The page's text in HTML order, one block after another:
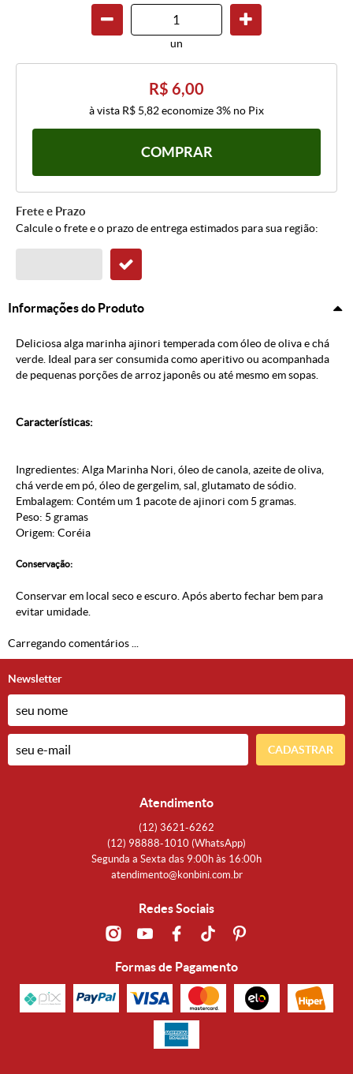
un
R$ 6,00
à vista R$ 5,82economize 3% no Pix
COMPRAR
Frete e Prazo
Calcule o frete e o prazo de entrega estimados para sua região:
Informações do Produto
Deliciosa alga marinha ajinori temperada com óleo de oliva e chá
verde. Ideal para ser consumida como aperitivo ou acompanhada
de pequenas porções de arroz japonês ou até mesmo em sopas.
Características:
Ingredientes: Alga Marinha Nori, óleo de canola, azeite de oliva,
chá verde em pó, óleo de gergelim, sal, glutamato de sódio.
Embalagem: Contém um 1 pacote de ajinori com 5 gramas.
Peso: 5 gramas
Origem: Coréia
Conservação:
Conservar em local seco e escuro. Após aberto fechar bem para
evitar umidade.
Carregando comentários ...
Newsletter
CADASTRAR
Atendimento
(12) 3621-6262
(12) 98888-1010 (WhatsApp)
Segunda a Sexta das 9:00h às 16:00h
atendimento@konbini.com.br
Redes Sociais
Formas de Pagamento